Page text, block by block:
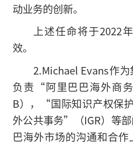
动业务的创新。
上述任命将于2022
效。
2.Michael Evans作
负责“阿里巴巴海外商
B），“国际知识产权保
外公共事务”（IGR）等
巴海外市场的沟通和合